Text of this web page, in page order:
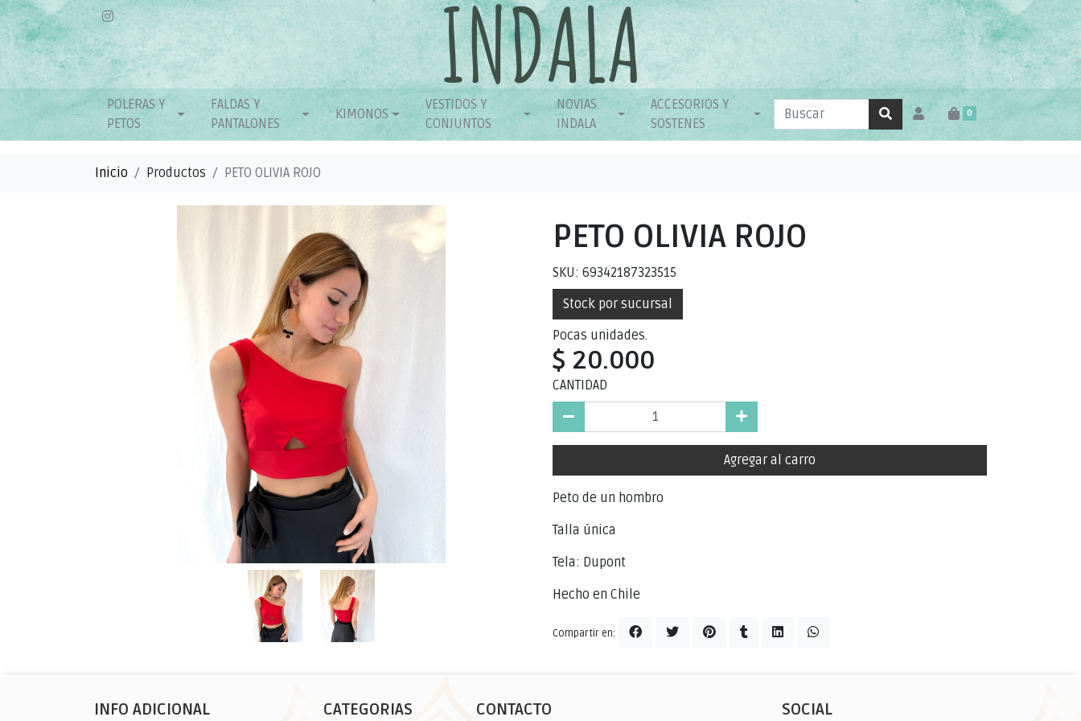
0
POLERAS Y
PETOS
FALDAS Y
PANTALONES
KIMONOS
VESTIDOS Y
CONJUNTOS
NOVIAS
INDALA
ACCESORIOS Y
SOSTENES
Inicio Productos PETO OLIVIA ROJO
PETO OLIVIA ROJO
SKU: 69342187323515
Stock por sucursal
Pocas unidades.
$ 20.000
CANTIDAD
Agregar al carro
Peto de un hombro
Talla única
Tela: Dupont
Hecho en Chile
Compartir en:
INFO ADICIONAL CATEGORIAS CONTACTO SOCIAL